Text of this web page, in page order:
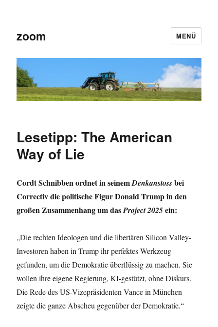
zoom MENÜ
Lesetipp: The American
Way of Lie
Cordt Schnibben ordnet in seinemDenkanstossbei
Correctiv die politische Figur Donald Trump in den
großen Zusammenhang um dasProject 2025ein:
„Die rechten Ideologen und die libertären Silicon Valley-
Investoren haben in Trump ihr perfektes Werkzeug
gefunden, um die Demokratie überflüssig zu machen. Sie
wollen ihre eigene Regierung, KI-gestützt, ohne Diskurs.
Die Rede des US-Vizepräsidenten Vance in München
zeigte die ganze Abscheu gegenüber der Demokratie.“